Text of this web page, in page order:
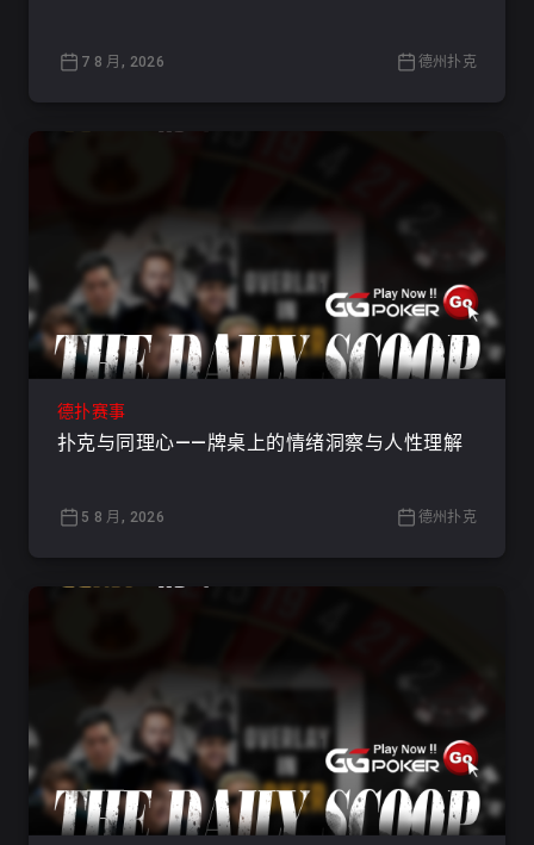
7 8 月, 2026 德州扑克
德扑赛事
扑克与同理心——牌桌上的情绪洞察与人性理解
5 8 月, 2026 德州扑克